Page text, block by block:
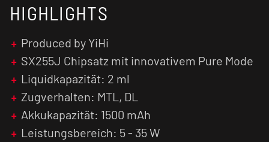
Besonderheiten wie der Anti-Dry-Hit Schutz,
Vibrationshinweise bei niedrigem Liquidstand
und die regulierbare Slider-Airflow machen das
Puremax Q zu einem zuverlässigen Begleiter.
Mit 2 ml Tankvolumen, kompatiblen Pods der
PX-Reihe und wechselbaren 510er Drip Tips
bietet es eine hohe Anpassungsfähigkeit für
individuelle Vorlieben.
HIGHLIGHTS
Produced by YiHi
SX255J Chipsatz mit innovativem Pure Mode
Liquidkapazität: 2 ml
Zugverhalten: MTL, DL
Akkukapazität: 1500 mAh
Leistungsbereich: 5 - 35 W